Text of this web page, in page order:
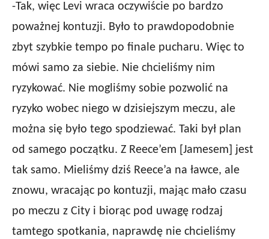
-Tak, więc Levi wraca oczywiście po bardzo
poważnej kontuzji. Było to prawdopodobnie
zbyt szybkie tempo po finale pucharu. Więc to
mówi samo za siebie. Nie chcieliśmy nim
ryzykować. Nie mogliśmy sobie pozwolić na
ryzyko wobec niego w dzisiejszym meczu, ale
można się było tego spodziewać. Taki był plan
od samego początku. Z Reece’em [Jamesem] jest
tak samo. Mieliśmy dziś Reece’a na ławce, ale
znowu, wracając po kontuzji, mając mało czasu
po meczu z City i biorąc pod uwagę rodzaj
tamtego spotkania, naprawdę nie chcieliśmy